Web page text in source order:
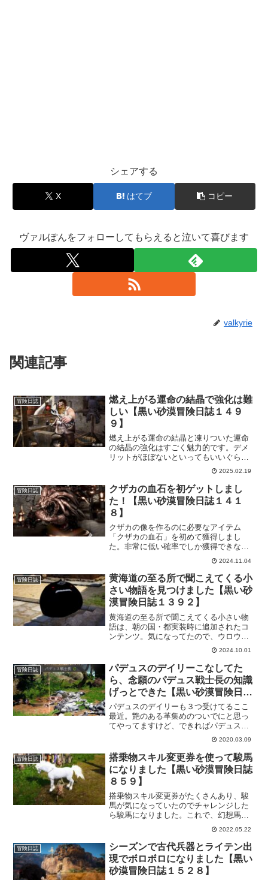
シェアする
X はてブ コピー
ヴァルぽんをフォローしてもらえると泣いて喜びます
valkyrie
関連記事
冒険日誌
燃え上がる運命の結晶で強化は難
しい【黒い砂漠冒険日誌１４９
９】
燃え上がる運命の結晶と凍りついた運命
の結晶の強化はすごく魅力的です。デメ
リットがほぼないといってもいいぐらい
ですから。その分、強化成功率はめちゃ
くちゃ低いので、私の中では「ガチャ」
と思ってますｗ配布期間中に成功するの
かな？
2025.02.19
冒険日誌
クザカの血石を初ゲットしまし
た！【黒い砂漠冒険日誌１４１
８】
クザカの像を作るのに必要なアイテム
「クザカの血石」を初めて獲得しまし
た。非常に低い確率でしか獲得できない
らしいので、嬉しい限りです。ただ、必
要数を見て「まだまだ先の話だ…」と思
ってしまったけど、これかものんびりク
ザカの血石が出るのを待ちます。
2024.11.04
冒険日誌
黄海道の至る所で聞こえてくる小
さい物語を見つけました【黒い砂
漠冒険日誌１３９２】
黄海道の至る所で聞こえてくる小さい物
語は、朝の国・都実装時に追加されたコ
ンテンツ。気になってたので、ウロウロ
している時に見つけて近づいていきまし
たｗ簡単な依頼をこなすだけでアイテム
をもらえるので、メイン依頼を進めた時
にでも探そうと思います。
2024.10.01
冒険日誌
パデュスのデイリーこなしてた
ら、念願のパデュス戦士長の知識
げっとできた【黒い砂漠冒険日誌
１９６】
パデュスのデイリーも３つ受けてるここ
最近。艶のある革集めのついでにと思っ
てやってますけど、できればパデュス戦
士長の知識も欲しかったんですよね。戦
士長の知識だけがまだだったので、タイ
ミングよく取れてうれしい。あとは、の
んびりとデイリーしてシルバー稼ぎも出
来るといいな。
2020.03.09
冒険日誌
搭乗物スキル変更券を使って駿馬
になりました【黒い砂漠冒険日誌
８５９】
搭乗物スキル変更券がたくさんあり、駿
馬が気になっていたのでチャレンジした
ら駿馬になりました。これで、幻想馬に
ちょいとだけ近づいたかなと。微睡みと
かはまだまだ尻尾も見えないけど、とり
あえずは目の前の幻想馬に近づければい
いかなーと思ってます。
2022.05.22
冒険日誌
シーズンで古代兵器とライテン出
現でボロボロになりました【黒い
砂漠冒険日誌１５２８】